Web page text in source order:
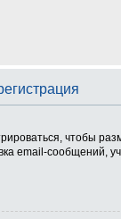
чтобы
сообщений,